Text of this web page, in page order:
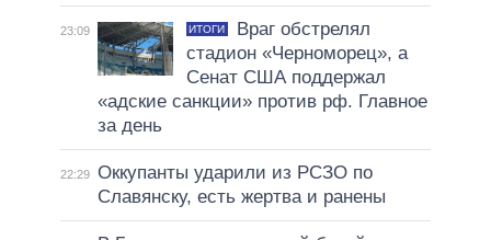
23:09 ИТОГИ
Враг обстрелял
стадион «Черноморец», а
Сенат США поддержал
«адские санкции» против рф. Главное
за день
22:29 Оккупанты ударили из РСЗО по
Славянску, есть жертва и ранены